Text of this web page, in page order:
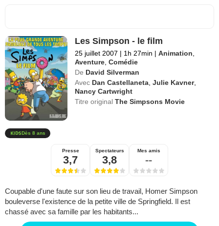
Les Simpson - le film
25 juillet 2007 | 1h 27min | Animation
Aventure ,Comédie
De David Silverman
Avec Dan Castellaneta ,Julie Kavner,
Nancy Cartwright
Titre originalThe Simpsons Movie
Dès 8 ans
Presse
3,7
Spectateurs
3,8
Mes amis
--
Coupable d'une faute sur son lieu de travail, Homer Simpson
bouleverse l'existence de la petite ville de Springfield. Il est
chassé avec sa famille par les habitants...